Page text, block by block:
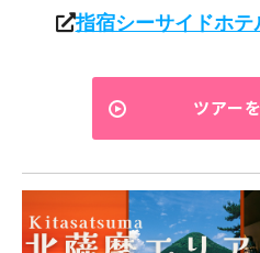
指宿シーサイドホテ
ツアー